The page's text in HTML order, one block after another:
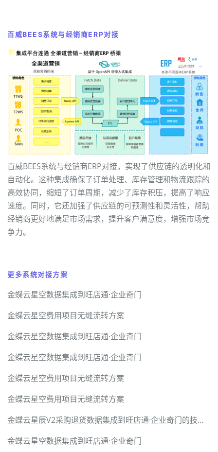
百威BEES系统与经销商ERP对接
百威BEES系统与经销商ERP对接，实现了供应链的透明化和
自动化。这种集成确保了订单处理、库存管理和物流跟踪的
高效协同，缩短了订单周期，减少了库存积压，提高了响应
速度。同时，它还加强了供应链的可预测性和灵活性，帮助
经销商更好地满足市场需求，提升客户满意度，增强市场竞
争力。
更多系统对接方案
金蝶云星空数据集成到旺店通·企业奇门
金蝶云星空费用项目无缝流转方案
金蝶云星空数据集成到旺店通·企业奇门
金蝶云星空数据集成到旺店通·企业奇门
金蝶云星空费用项目无缝流转方案
金蝶云星空费用项目无缝流转方案
金蝶云星辰V2采购退货数据集成到旺店通·企业奇门的技术实现
金蝶云星空数据集成到旺店通·企业奇门